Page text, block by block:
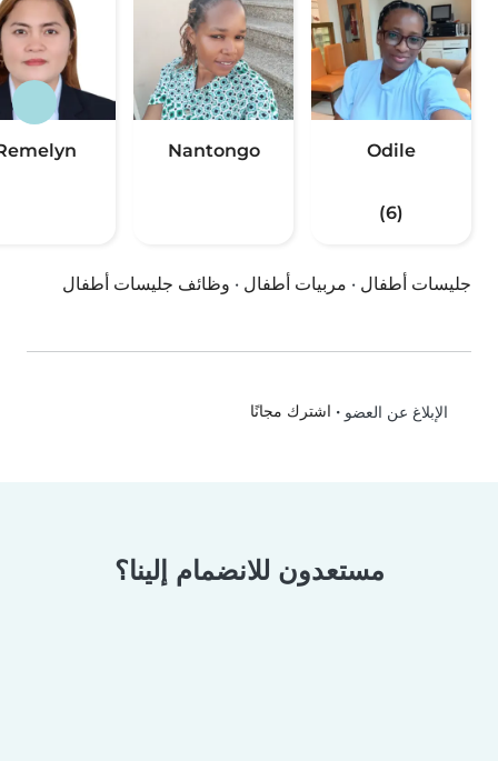
Odile
(6)
Nantongo
جليسات أطفال · مربيات أطفال · وظائف جليسات أطفال
الإبلاغ عن العضو • اشترك مجانًا
مستعدون للانضمام إلينا؟